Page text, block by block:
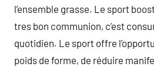
l’ensemble grasse. Le sport
tres bon communion, c’est
quotidien. Le sport offre
poids de forme, de réduire